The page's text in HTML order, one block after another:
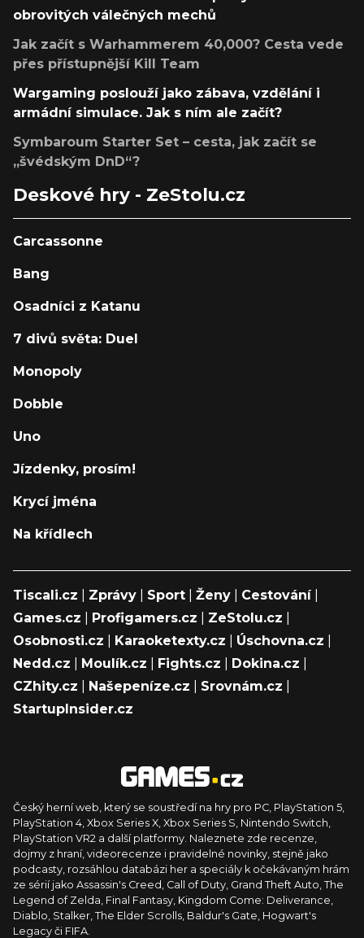
obrovitých válečných mechů
Jak začít s Warhammerem 40,000? Cesta vede
přes přístupnější Kill Team
Wargaming poslouží jako zábava, vzdělání i
armádní simulace. Jak s ním ale začít?
Symbaroum Starter Set – cesta, jak začít se
„švédským DnD“?
Deskové hry - ZeStolu.cz
Carcassonne
Bang
Osadníci z Katanu
7 divů světa: Duel
Monopoly
Dobble
Uno
Jízdenky, prosím!
Krycí jména
Na křídlech
Tiscali.cz Zprávy Sport Ženy Cestování|
Games.cz
Profigamers.cz ZeStolu.cz
Osobnosti.cz
Karaoketexty.cz Úschovna.cz
Nedd.cz
Moulík.cz Fights.cz Dokina.cz
CZhity.cz
Našepeníze.cz Srovnám.cz
StartupInsider.cz
Český herní web, který se soustředí na hry pro PC, PlayStation 5,
PlayStation 4, Xbox Series X, Xbox Series S, Nintendo Switch,
PlayStation VR2 a další platformy. Naleznete zde recenze,
dojmy z hraní, videorecenze i pravidelné novinky, stejně jako
podcasty, rozsáhlou databázi her a speciály k očekávaným hrám
ze sérií jako Assassin's Creed, Call of Duty, Grand Theft Auto, The
Legend of Zelda, Final Fantasy, Kingdom Come: Deliverance,
Diablo, Stalker, The Elder Scrolls, Baldur's Gate, Hogwart's
Legacy či FIFA.